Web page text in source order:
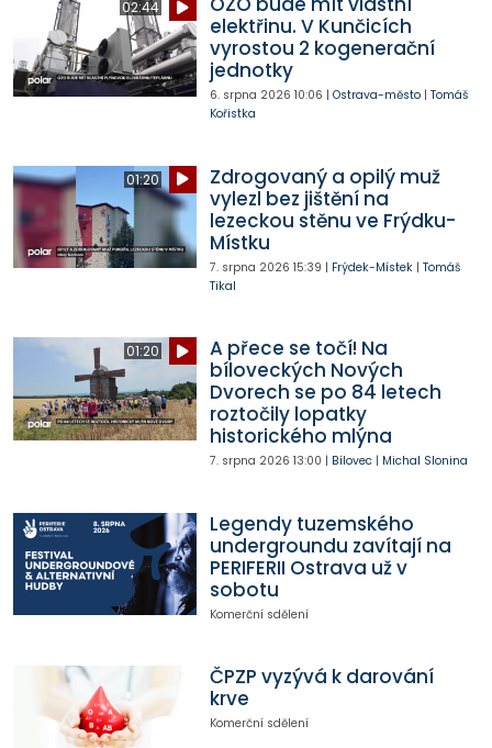
02:44
elektřinu. V Kunčicích
vyrostou 2 kogenerační
jednotky
6. srpna 2026 10:06 | Ostrava-město| Tomáš
Kořistka
01:20
Zdrogovaný a opilý muž
vylezl bez jištění na
lezeckou stěnu ve Frýdku-
Místku
7. srpna 2026 15:39 | Frýdek-Místek| Tomáš
Tikal
01:20
A přece se točí! Na
bíloveckých Nových
Dvorech se po 84 letech
roztočily lopatky
historického mlýna
7. srpna 2026 13:00 | Bílovec| Michal Slonina
Legendy tuzemského
undergroundu zavítají na
PERIFERII Ostrava už v
sobotu
Komerční sdělení
ČPZP vyzývá k darování
krve
Komerční sdělení